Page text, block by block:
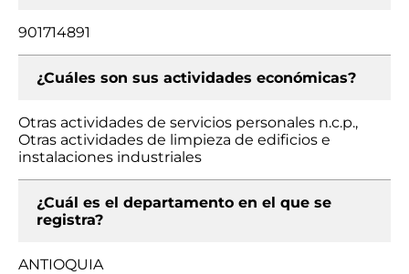
901714891
¿Cuáles son sus actividades económicas?
Otras actividades de servicios personales n.c.p.,
Otras actividades de limpieza de edificios e
instalaciones industriales
¿Cuál es el departamento en el que se
registra?
ANTIOQUIA